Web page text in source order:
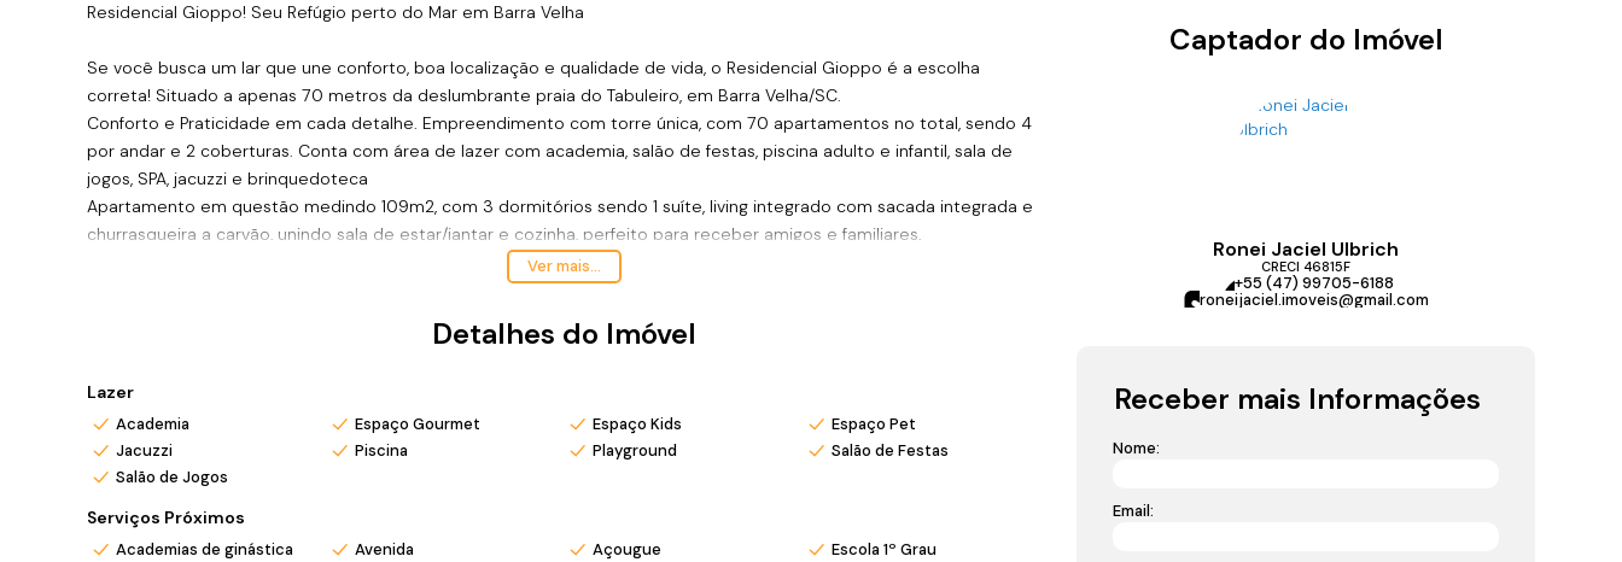
Residencial Gioppo! Seu Refúgio perto do Mar em Barra Velha
Se você busca um lar que une conforto, boa localização e qualidade de vida, o Residencial Gioppo é a escolha
correta! Situado a apenas 70 metros da deslumbrante praia do Tabuleiro, em Barra Velha/SC.
Conforto e Praticidade em cada detalhe. Empreendimento com torre única, com 70 apartamentos no total, sendo 4
por andar e 2 coberturas. Conta com área de lazer com academia, salão de festas, piscina adulto e infantil, sala de
jogos, SPA, jacuzzi e brinquedoteca
Apartamento em questão medindo 109m2, com 3 dormitórios sendo 1 suíte, living integrado com sacada integrada e
churrasqueira a carvão, unindo sala de estar/jantar e cozinha, perfeito para receber amigos e familiares,
proporcionando um ambiente acolhedor, além da lavanderia separada, lavabo e sacada técnica.
Não perca a oportunidade de fazer parte desse empreendimento único. O Residencial Gioppo é mais do que um
Venha conhecer e se encantar!
*Valor e disponibilidade sujeito a confirmação.
*Atendo também em finais de semana e feriados com pré agendamento.
*Ligue ou envie WhatsApp (47) 9 9705-6188. Siga meu Instagram @ronei_jaciel
Ver mais...
Detalhes do Imóvel
Lazer
Academia Espaço Gourmet Espaço Kids
Espaço Pet
Jacuzzi
Piscina Playground
Salão de Festas
Salão de Jogos
Serviços Próximos
Academias de ginástica Avenida Açougue
Escola 1º Grau
Captador do Imóvel
Ronei Jaciel Ulbrich
CRECI 46815F
+55 (47) 99705-6188
roneijaciel.imoveis@gmail.com
Receber mais Informações
Nome:
Email: